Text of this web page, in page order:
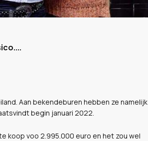
Aan bekendeburen hebben ze namelijk
begin januari 2022.
koop voo 2.995.000 euro en het zou wel